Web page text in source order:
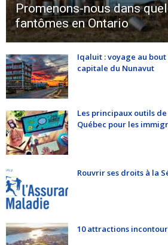
Promenons-nous dans
fantômes en Ontario
Iqaluit : voyage au
capitale du Nunavut
Les principaux outils
Québec pour les
Rouvrir ses droits à la
10 attractions